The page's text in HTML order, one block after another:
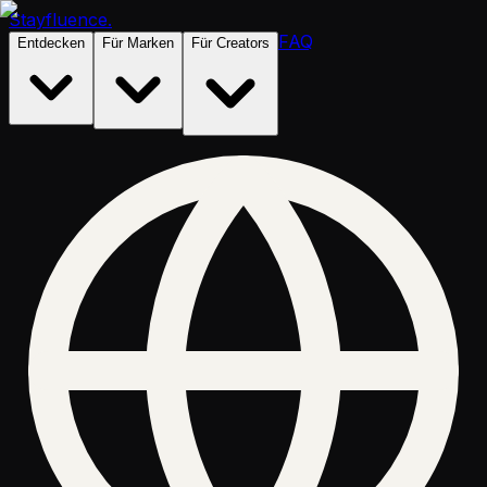
Stayfluence.
Entdecken Für Marken Für Creators FAQ